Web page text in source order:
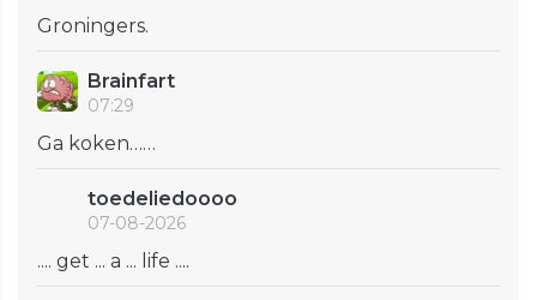
Groningers.
Brainfart
07:29
Ga koken……
toedeliedoooo
07-08-2026
.... get ... a ... life ....